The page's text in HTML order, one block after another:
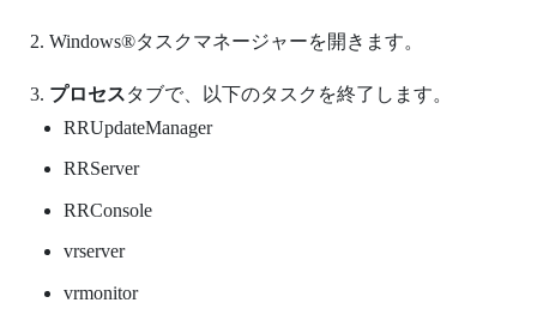
Windows®タスクマネージャーを開きます。
プロセスタブで、以下のタスクを終了します。
RRUpdateManager
RRServer
RRConsole
vrserver
vrmonitor